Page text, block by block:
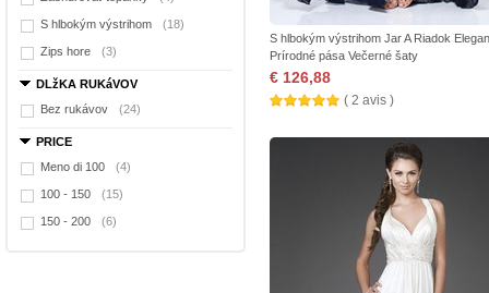
S hlbokým výstrihom (18)
Zips hore (3)
DLžKA RUKáVOV
Bez rukávov
(24)
PRICE
Meno di 100
(4)
100 - 150 (15)
150 - 200 (6)
S hlbokým výstrihom Jar A Riadok
Prírodné pása Večerné šaty
€ 126,88
( 2 avis )